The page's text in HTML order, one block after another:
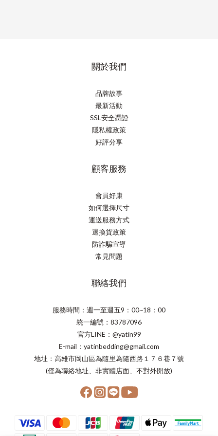
關於我們
品牌故事
最新活動
SSL安全憑證
隱私權政策
好評分享
顧客服務
會員好康
如何選擇尺寸
運送服務方式
退換貨政策
防詐騙宣導
常見問題
聯絡我們
服務時間：週一至週五9：00~18：00
統一編號：83787096
官方LINE：@yatin99
E-mail：yatinbedding@gmail.com
地址：高雄市岡山區為隨里為隨西路１７６巷７號
(僅為聯絡地址、非實體店面、不對外開放)